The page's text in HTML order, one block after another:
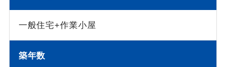
一般住宅+作業小屋
築年数